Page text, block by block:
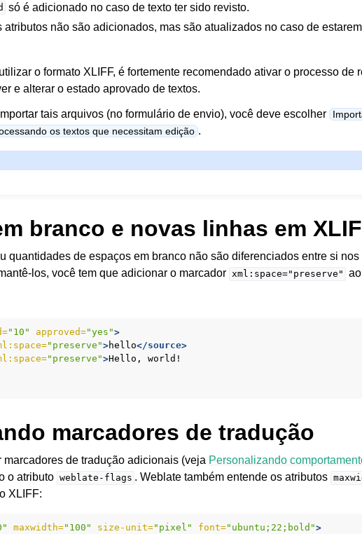
só é adicionado no caso de texto ter sido revisto.
atributos não são adicionados, mas são atualizados no caso de estarem
o formato XLIFF, é fortemente recomendado ativar o processo de
e alterar o estado aprovado de textos.
tais arquivos (no formulário de envio), você deve escolher
os textos que necessitam edição .
branco e novas linhas em
quantidades de espaços em branco não são diferenciados entre si nos
los, você tem que adicionar o marcador xml:space="preserve"
"10" approved="yes">
"preserve">hello</source>
"preserve">Hello,
marcadores de tradução
de tradução adicionais (veja Personalizando
o atributo weblate-flags . Weblate também entende os atributos
XLIFF:
maxwidth="100" size-unit="pixel" font="ubuntu;22;bold">